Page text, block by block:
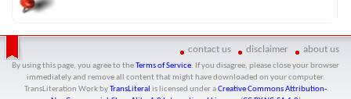
contact us disclaimer about us
By using this page, you agree to the Terms of Service. If you disagree, please close your browser
immediately and remove all content that might have downloaded on your computer.
TransLiteration Workby TransLiteral is licensed under aCreative Commons Attribution-